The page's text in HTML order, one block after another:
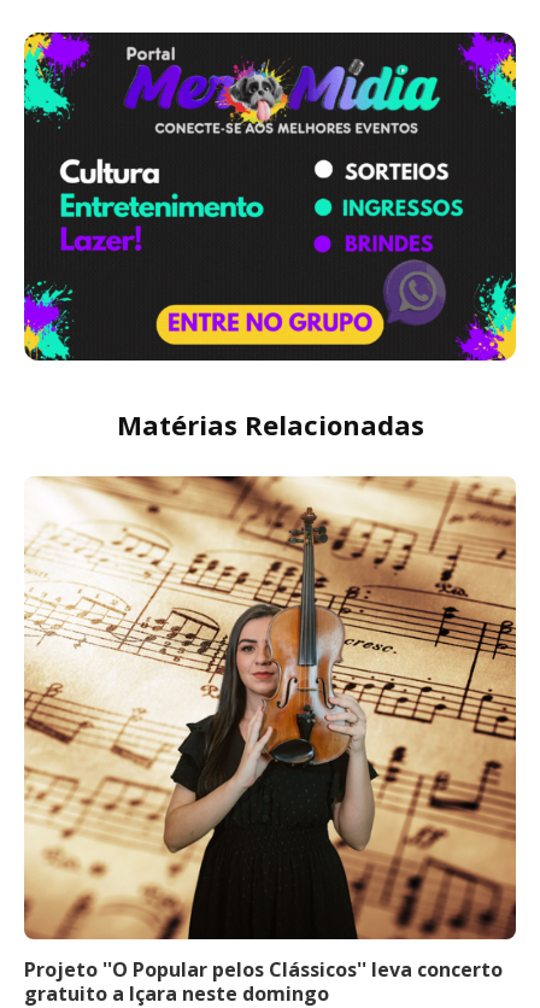
Matérias Relacionadas
Projeto ''O Popular pelos Clássicos'' leva concerto
gratuito a Içara neste domingo